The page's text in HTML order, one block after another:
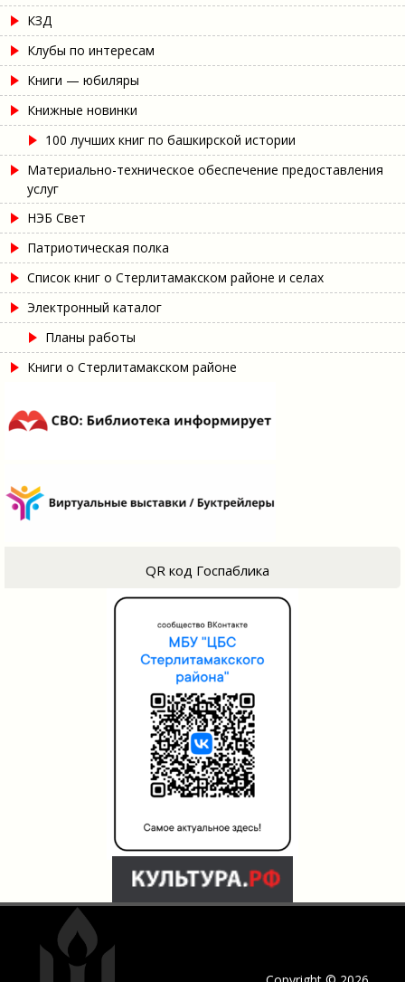
КЗД
Клубы по интересам
Книги — юбиляры
Книжные новинки
100 лучших книг по башкирской истории
Материально-техническое обеспечение предоставления
услуг
НЭБ Свет
Патриотическая полка
Список книг о Стерлитамакском районе и селах
Электронный каталог
Планы работы
Книги о Стерлитамакском районе
QR код Госпаблика